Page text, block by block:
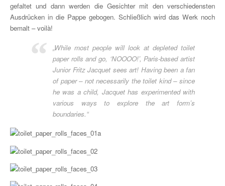
gefaltet und dann werden die Gesichter mit den verschiedensten
Ausdrücken in die Pappe gebogen. Schließlich wird das Werk noch
bemalt – voilà!
„While most people will look at depleted toilet
paper rolls and go, ‘NOOOO!’, Paris-based artist
Junior Fritz Jacquet sees art! Having been a fan
of paper – not necessarily the toilet kind – since
he was a child, Jacquet has experimented with
various ways to explore the art form’s
boundaries.“